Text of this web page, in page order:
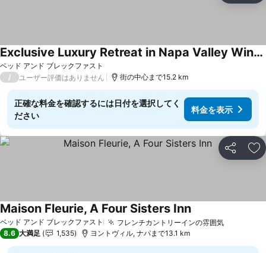
ベッド アンド ブレックファスト
Exclusive Luxury Retreat in Napa Valley Wine Country
料金を表示
/ ユーザー評価はありません 街の中心まで15.2 km
正確な料金を確認するには日付を選択してく
ださい
料金を表示
シェア お
ベッド アンド ブレックファスト フレンチカントリーインの雰囲気料金を表
Maison Fleurie, A Four Sisters Inn料金を表示
8.6 大満足 1,535 ヨントヴィル, ナパまで13.1 km